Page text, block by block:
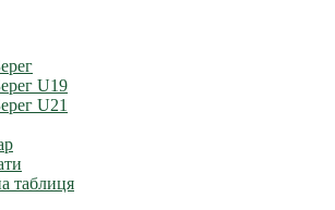
U19
U21
таблиця